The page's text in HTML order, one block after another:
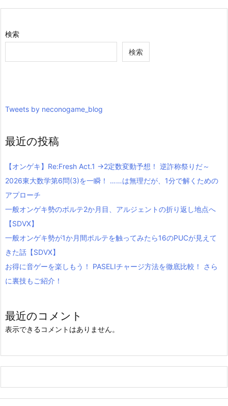
検索
検索
Tweets by neconogame_blog
最近の投稿
【オンゲキ】Re:Fresh Act.1 →2定数変動予想！ 逆詐称祭りだ～
2026東大数学第6問(3)を一瞬！ ……は無理だが、1分で解くための
アプローチ
一般オンゲキ勢のボルテ2か月目、アルジェントの折り返し地点へ
【SDVX】
一般オンゲキ勢が1か月間ボルテを触ってみたら16のPUCが見えて
きた話【SDVX】
お得に音ゲーを楽しもう！ PASELIチャージ方法を徹底比較！ さら
に裏技もご紹介！
最近のコメント
表示できるコメントはありません。